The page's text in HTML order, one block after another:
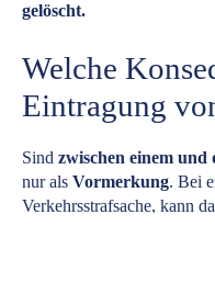
gelöscht.
Welche
Eintragung
Sind zwischen einem und
nur als Vormerkung. Bei
Verkehrsstrafsache, kann